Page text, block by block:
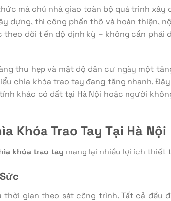
mà chủ nhà giao toàn bộ quá trình xây
dựng, thi công phần thô và hoàn thiện,
theo dõi tiến độ định kỳ – không cần phải
thu hẹp và mật độ dân cư ngày một
chìa khóa trao tay đang tăng nhanh.
khác có đất tại Hà Nội hoặc người
Khóa Trao Tay Tại Hà Nội
khóa trao tay mang lại nhiều lợi ích thiết
thời gian theo sát công trình. Tất cả đều